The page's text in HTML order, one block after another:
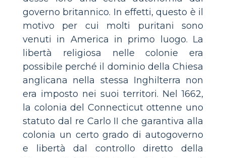
governo britannico. In effetti, questo è il
motivo per cui molti puritani sono
venuti in America in primo luogo. La
libertà religiosa nelle colonie era
possibile perché il dominio della Chiesa
anglicana nella stessa Inghilterra non
era imposto nei suoi territori. Nel 1662,
la colonia del Connecticut ottenne uno
statuto dal re Carlo II che garantiva alla
colonia un certo grado di autogoverno
e libertà dal controllo diretto della